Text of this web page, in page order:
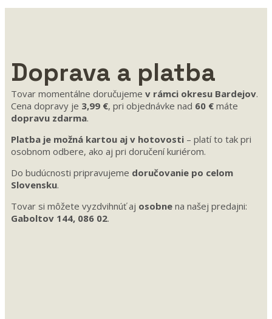
Doprava a platba
Tovar momentálne doručujeme v rámci okresu Bardejov.
Cena dopravy je 3,99 €, pri objednávke nad 60 € máte
dopravu zdarma.
Platba je možná kartou aj v hotovosti – platí to tak pri
osobnom odbere, ako aj pri doručení kuriérom.
Do budúcnosti pripravujeme doručovanie po celom
Slovensku.
Tovar si môžete vyzdvihnúť aj osobne na našej predajni:
Gaboltov 144, 086 02.